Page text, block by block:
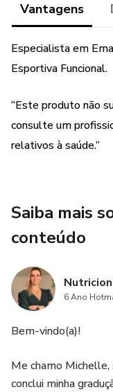
Vantagens
Especialista em
Esportiva Funcional.
“Este produto não
consulte um
relativos à saúde.”
Saiba mais
conteúdo
6 Ano
Bem-vindo(a)!
Me chamo
conclui minha